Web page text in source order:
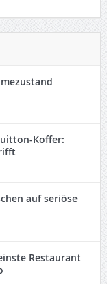
Koffer:
auf seriöse
Restaurant